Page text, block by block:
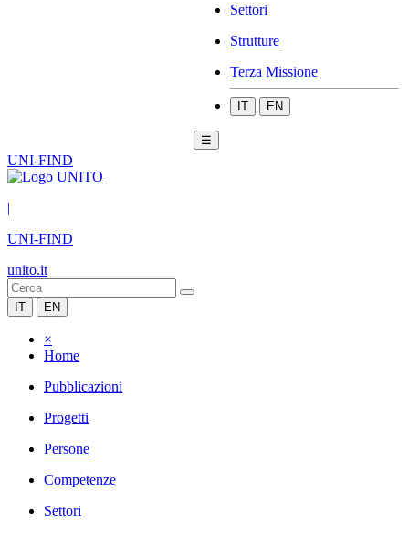
Settori
Strutture
Terza Missione
IT EN
☰
UNI-FIND
|
UNI-FIND
unito.it
IT EN
×
Home
Pubblicazioni
Progetti
Persone
Competenze
Settori